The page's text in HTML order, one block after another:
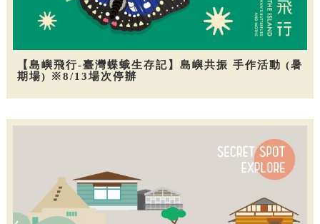
【島嶼飛行-臺灣蝶蛾生存記】島嶼共振 手作活動 (暑
期場) ※8/13場次停辦